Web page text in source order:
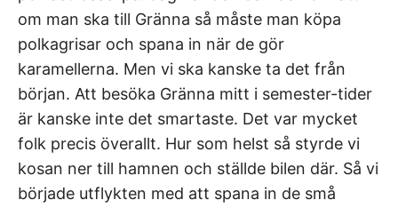
om man ska till Gränna så måste man köpa
polkagrisar och spana in när de gör
karamellerna. Men vi ska kanske ta det från
början. Att besöka Gränna mitt i semester-tider
är kanske inte det smartaste. Det var mycket
folk precis överallt. Hur som helst så styrde vi
kosan ner till hamnen och ställde bilen där. Så vi
började utflykten med att spana in de små